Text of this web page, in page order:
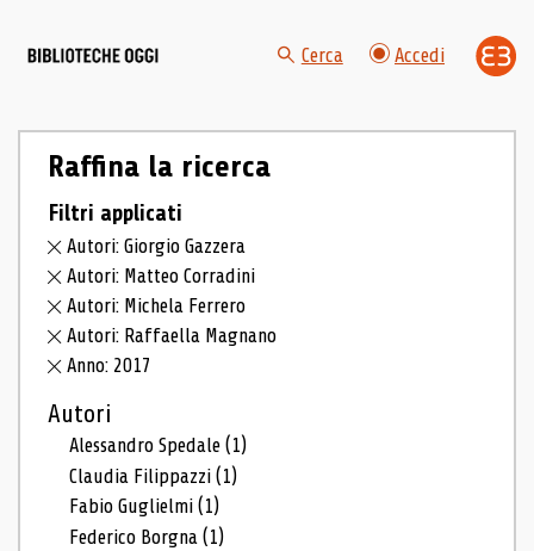
Cerca Accedi
Raffina la ricerca
Filtri applicati
Autori: Giorgio Gazzera
Autori: Matteo Corradini
Autori: Michela Ferrero
Autori: Raffaella Magnano
Anno: 2017
Autori
Alessandro Spedale(1)
Claudia Filippazzi(1)
Fabio Guglielmi(1)
Federico Borgna(1)